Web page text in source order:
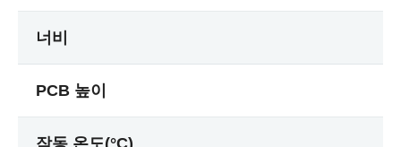
너비
PCB 높이
작동 온도(°C)